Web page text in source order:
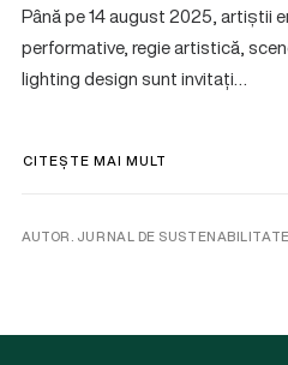
Până pe 14 august 2025, artiștii
performative, regie artistică,
lighting design sunt invitați…
CITEȘTE MAI MULT
AUTOR. JURNAL DE SUSTENABILITATE